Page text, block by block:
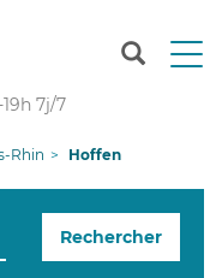
T
n
7j/7
Rhin Hoffen
Rechercher